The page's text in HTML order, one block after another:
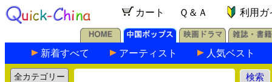
カート Ｑ＆Ａ 利用ガ
新着すべて アーティスト 人気ベスト